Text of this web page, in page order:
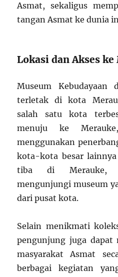
Asmat, sekaligus
tangan Asmat ke dunia
Lokasi dan Akses ke
Museum Kebudayaan
terletak di kota
salah satu kota
menuju ke
menggunakan
kota-kota besar
tiba di Merauke,
mengunjungi museum
dari pusat kota.
Selain menikmati
pengunjung juga dapat
masyarakat Asmat
berbagai kegiatan